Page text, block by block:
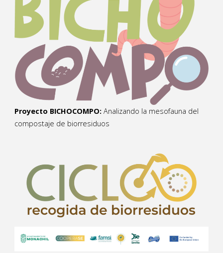
Proyecto BICHOCOMPO: Analizando la mesofauna del
compostaje de biorresiduos